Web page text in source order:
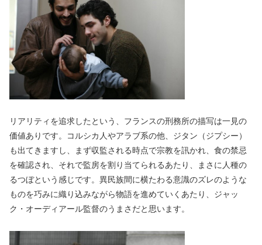
リアリティを追求したという、フランスの刑務所の描写は一見の
価値ありです。コルシカ人やアラブ系の他、ジタン（ジプシー）
も出てきますし、まず収監される時点で宗教を訊かれ、食の禁忌
を確認され、それで監房を割り当てられるあたり、まさに人種の
るつぼという感じです。異民族間に横たわる意識のズレのような
ものを巧みに織り込みながら物語を進めていくあたり、ジャッ
ク・オーディアール監督のうまさだと思います。